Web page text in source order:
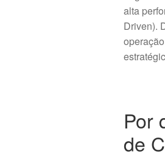
alta
Driven).
Por
de